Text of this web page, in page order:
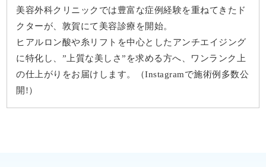
美容外科クリニックでは豊富な症例経験を重ねてきたド
クターが、敦賀にて美容診療を開始。
ヒアルロン酸や糸リフトを中心としたアンチエイジング
に特化し、”上質な美しさ”を求める方へ、ワンランク上
の仕上がりをお届けします。（Instagramで施術例多数公
開!）